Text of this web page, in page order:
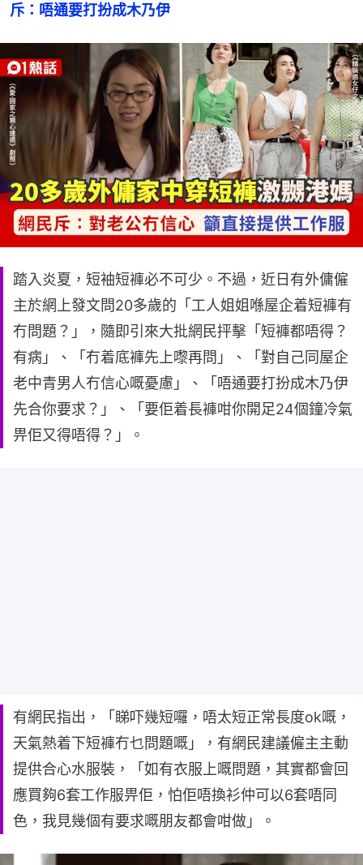
斥：唔通要打扮成木乃伊
踏入炎夏，短袖短褲必不可少。不過，近日有外傭僱
主於網上發文問20多歲的「工人姐姐喺屋企着短褲有
冇問題？」，隨即引來大批網民抨擊「短褲都唔得？
有病」、「冇着底褲先上嚟再問」、「對自己同屋企
老中青男人冇信心嘅憂慮」、「唔通要打扮成木乃伊
先合你要求？」、「要佢着長褲咁你開足24個鐘冷氣
畀佢又得唔得？」。
有網民指出，「睇吓幾短囉，唔太短正常長度ok嘅，
天氣熱着下短褲冇乜問題嘅」，有網民建議僱主主動
提供合心水服裝，「如有衣服上嘅問題，其實都會回
應買夠6套工作服畀佢，怕佢唔換衫仲可以6套唔同
色，我見幾個有要求嘅朋友都會咁做」。